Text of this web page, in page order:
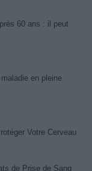
60 ans : il peut
en pleine
Votre Cerveau
de Prise de Sang